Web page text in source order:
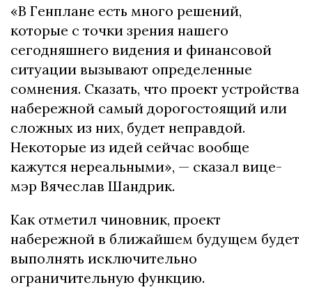
«В Генплане есть много решений,
которые с точки зрения нашего
сегодняшнего видения и финансовой
ситуации вызывают определенные
сомнения. Сказать, что проект устройства
набережной самый дорогостоящий или
сложных из них, будет неправдой.
Некоторые из идей сейчас вообще
кажутся нереальными», — сказал вице-
мэр Вячеслав Шандрик.
Как отметил чиновник, проект
набережной в ближайшем будущем будет
выполнять исключительно
ограничительную функцию.